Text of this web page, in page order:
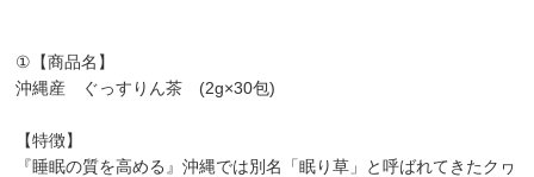
①【商品名】
沖縄産 ぐっすりん茶 (2g×30包)
【特徴】
『睡眠の質を高める』沖縄では別名「眠り草」と呼ばれてきたクヮ